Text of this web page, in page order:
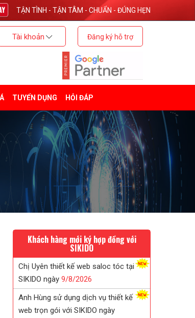
TẬN TÌNH - TẬN TÂM - CHUẨN - ĐÚNG HẸN
Tài khoản Đăng ký hỗ trợ
TUYỂN DỤNG HỎI ĐÁP
Khách hàng mới ký hợp đồng với
SIKIDO
Anh Hùng sử dụng dịch vụ thiết kế
web trọn gói với SIKIDO ngày
9/8/2026
Anh Tân thiết kế web bán thực phẩm